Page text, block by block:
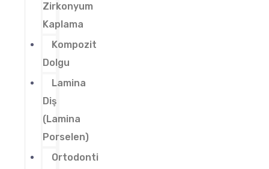
Zirkonyum
Kaplama
Kompozit
Dolgu
Lamina
Diş
(Lamina
Porselen)
Ortodonti